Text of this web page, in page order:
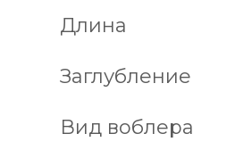
Длина
Заглубление
Вид воблера